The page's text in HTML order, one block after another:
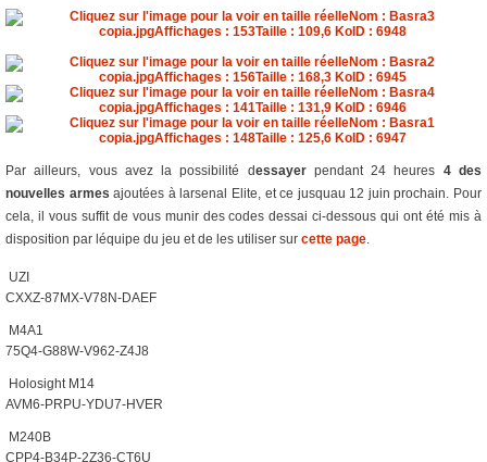
Par ailleurs, vous avez la possibilité dessayerpendant 24 heures 4 des
nouvelles armes ajoutées à larsenal Elite, et ce jusquau 12 juin prochain. Pour
cela, il vous suffit de vous munir des codes dessai ci-dessous qui ont été mis à
disposition par léquipe du jeu et de les utiliser sur cette page.
 UZI
CXXZ-87MX-V78N-DAEF
 M4A1
75Q4-G88W-V962-Z4J8
 Holosight M14
AVM6-PRPU-YDU7-HVER
 M240B
CPP4-B34P-2Z36-CT6U